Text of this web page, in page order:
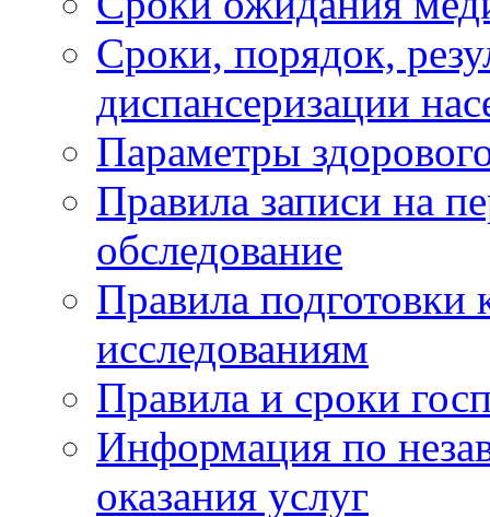
Сроки, порядок,
диспансеризации
Параметры
Правила записи на
обследование
Правила подготовки
исследованиям
Правила и сроки
Информация по
оказания услуг